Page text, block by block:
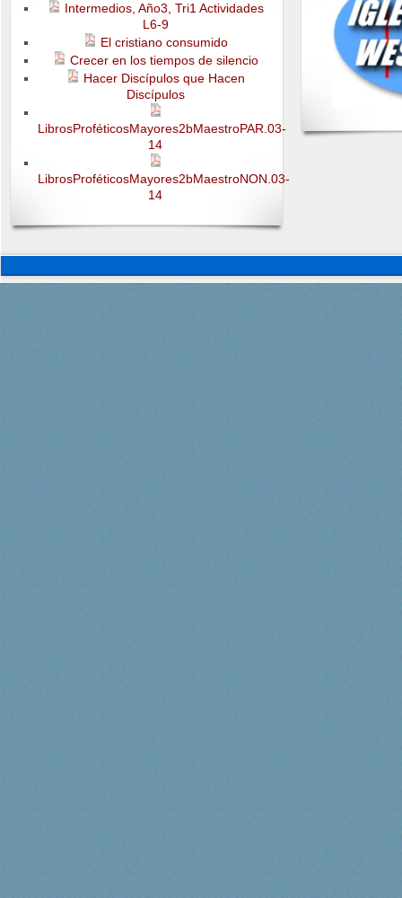
Intermedios, Año3, Tri1 Actividades
L6-9
El cristiano consumido
Crecer en los tiempos de silencio
Hacer Discípulos que Hacen
Discípulos
LibrosProféticosMayores2bMaestroPAR.03-
14
LibrosProféticosMayores2bMaestroNON.03-
14